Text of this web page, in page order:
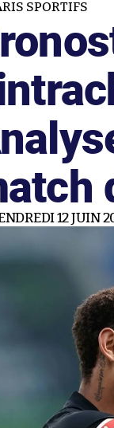
SPORTIFS
12 JUIN